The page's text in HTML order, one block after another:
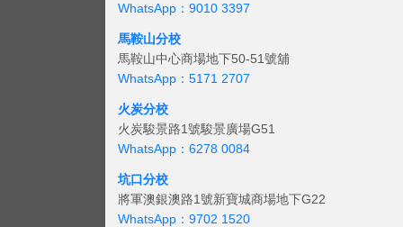
WhatsApp：9010 3397
馬鞍山分校
馬鞍山中心商場地下50-51號舖
WhatsApp：5171 2707
火炭分校
火炭駿景路1號駿景廣場G51
WhatsApp：6278 0084
坑口分校
將軍澳銀澳路1號新寶城商場地下G22
WhatsApp：9702 1520